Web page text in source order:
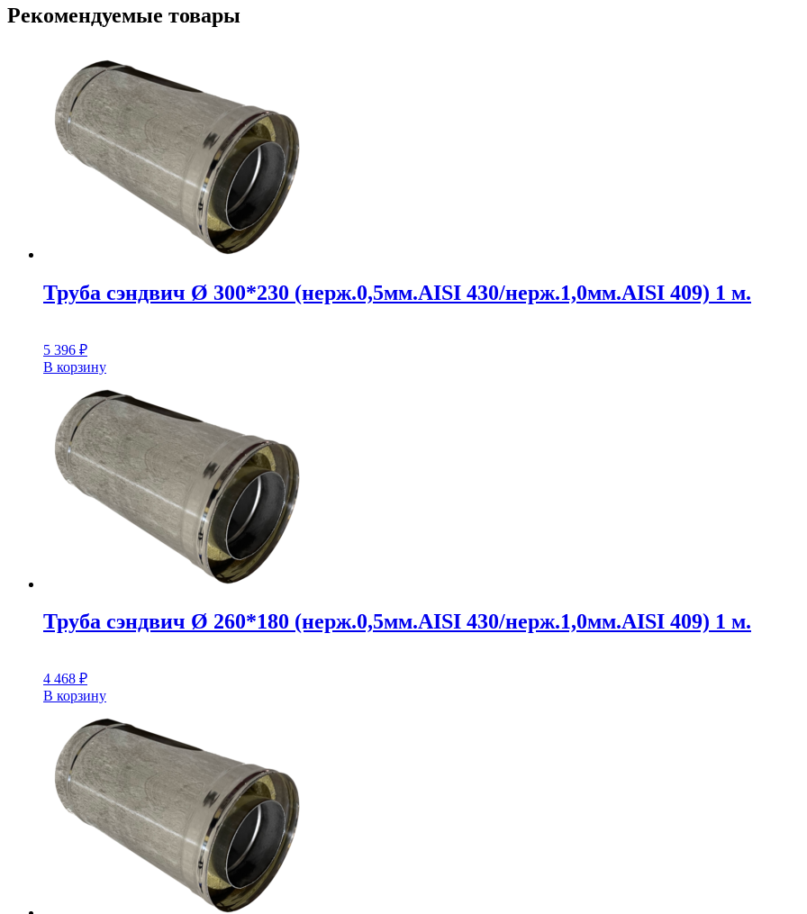
Рекомендуемые товары
Труба сэндвич Ø 300*230 (нерж.0,5мм.AISI 430/нерж.1,0мм.AISI 409) 1 м.
5 396 ₽
В корзину
Труба сэндвич Ø 260*180 (нерж.0,5мм.AISI 430/нерж.1,0мм.AISI 409) 1 м.
4 468 ₽
В корзину